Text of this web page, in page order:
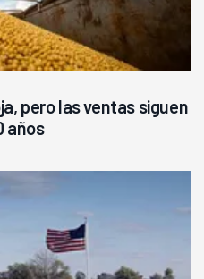
pero las ventas siguen
años